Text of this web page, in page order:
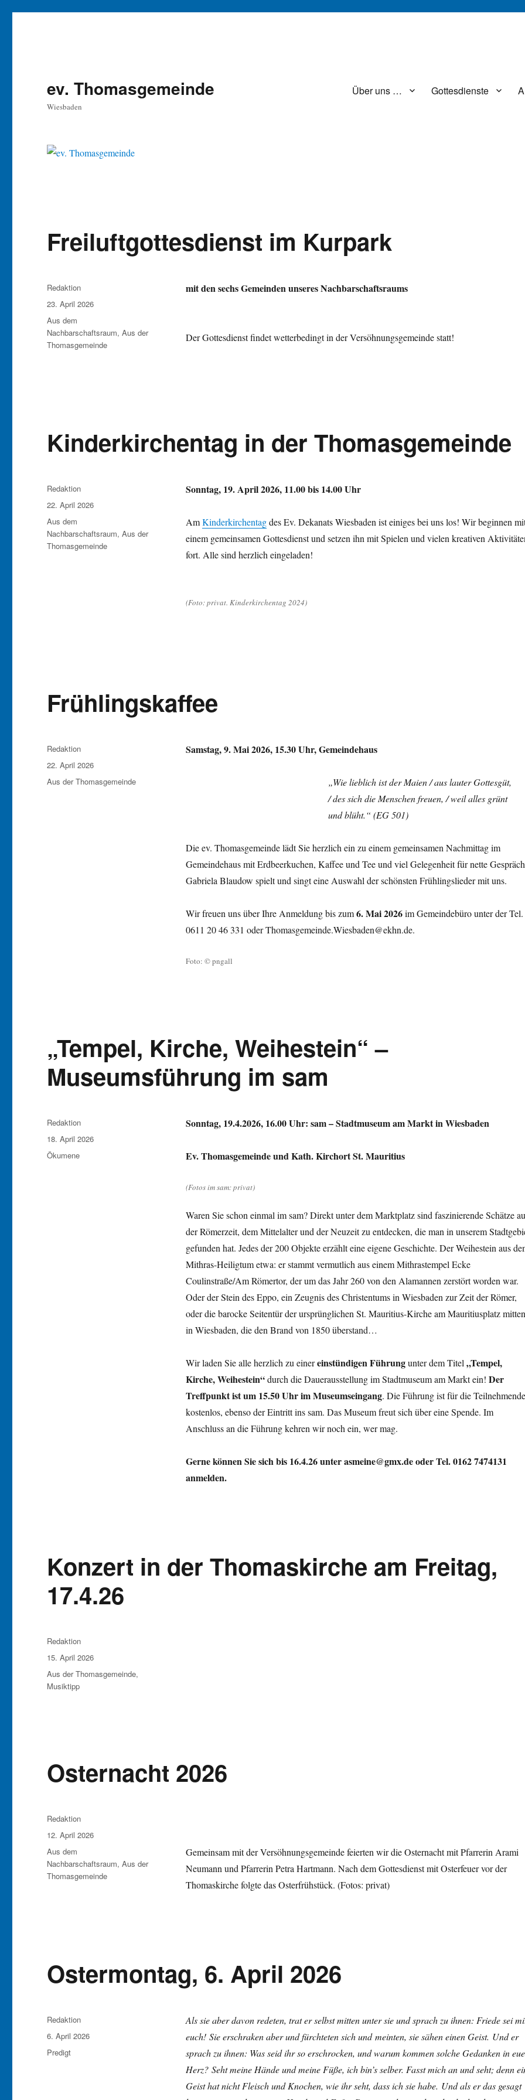
ev. Thomasgemeinde
Wiesbaden
Über uns … Gottesdienste
Freiluftgottesdienst im Kurpark
mit den sechs Gemeinden unseres Nachbarschaftsraums
Der Gottesdienst findet wetterbedingt in der Versöhnungsgemeinde statt!
Autor
Redaktion
Veröffentlicht
am
23. April 2026
Kategorien
Aus dem
Nachbarschaftsraum,Aus der
Thomasgemeinde
Kinderkirchentag in der Thomasgemeinde
Sonntag, 19. April 2026, 11.00 bis 14.00 Uhr
AmKinderkirchentagdes Ev. Dekanats Wiesbaden ist einiges bei uns los! Wir beginnen
einem gemeinsamen Gottesdienst und setzen ihn mit Spielen und vielen kreativen
fort. Alle sind herzlich eingeladen!
(Foto: privat. Kinderkirchentag 2024)
Autor
Redaktion
Veröffentlicht
am
22. April 2026
Kategorien
Aus dem
Nachbarschaftsraum,Aus der
Thomasgemeinde
Frühlingskaffee
Samstag, 9. Mai 2026, 15.30 Uhr, Gemeindehaus
„Wie lieblich ist der Maien / aus lauter Gottesgüt,
/ des sich die Menschen freuen, / weil alles grünt
und blüht.“ (EG 501)
Die ev. Thomasgemeinde lädt Sie herzlich ein zu einem gemeinsamen Nachmittag im
Gemeindehaus mit Erdbeerkuchen, Kaffee und Tee und viel Gelegenheit für nette
Gabriela Blaudow spielt und singt eine Auswahl der schönsten Frühlingslieder mit uns.
Wir freuen uns über Ihre Anmeldung bis zum6. Mai 2026im Gemeindebüro unter der Tel.
0611 20 46 331 oder Thomasgemeinde.Wiesbaden@ekhn.de.
Foto: © pngall
Autor
Redaktion
Veröffentlicht
am
22. April 2026
Kategorien
Aus der Thomasgemeinde
„Tempel, Kirche, Weihestein“ –
Museumsführung im sam
Sonntag, 19.4.2026, 16.00 Uhr: sam – Stadtmuseum am Markt in Wiesbaden
Ev. Thomasgemeinde und Kath. Kirchort St. Mauritius
(Fotos im sam: privat)
Waren Sie schon einmal im sam? Direkt unter dem Marktplatz sind faszinierende Schätze
der Römerzeit, dem Mittelalter und der Neuzeit zu entdecken, die man in unserem
gefunden hat. Jedes der 200 Objekte erzählt eine eigene Geschichte. Der Weihestein aus
Mithras-Heiligtum etwa: er stammt vermutlich aus einem Mithrastempel Ecke
Coulinstraße/Am Römertor, der um das Jahr 260 von den Alamannen zerstört worden war.
Oder der Stein des Eppo, ein Zeugnis des Christentums in Wiesbaden zur Zeit der Römer,
oder die barocke Seitentür der ursprünglichen St. Mauritius-Kirche am Mauritiusplatz mitten
in Wiesbaden, die den Brand von 1850 überstand…
Wir laden Sie alle herzlich zu einereinstündigen Führungunter dem Titel „Tempel,
Kirche, Weihestein“durch die Dauerausstellung im Stadtmuseum am Markt ein! Der
Treffpunkt ist um 15.50 Uhr im Museumseingang. Die Führung ist für die
kostenlos, ebenso der Eintritt ins sam. Das Museum freut sich über eine Spende. Im
Anschluss an die Führung kehren wir noch ein, wer mag.
Gerne können Sie sich bis 16.4.26 unter asmeine@gmx.de oder Tel. 0162 7474131
anmelden.
Autor
Redaktion
Veröffentlicht
am
18. April 2026
Kategorien
Ökumene
Konzert in der Thomaskirche am Freitag,
17.4.26
Autor
Redaktion
Veröffentlicht
am
15. April 2026
Kategorien
Aus der Thomasgemeinde,
Musiktipp
Osternacht 2026
Gemeinsam mit der Versöhnungsgemeinde feierten wir die Osternacht mit Pfarrerin Arami
Neumann und Pfarrerin Petra Hartmann. Nach dem Gottesdienst mit Osterfeuer vor der
Thomaskirche folgte das Osterfrühstück. (Fotos: privat)
Autor
Redaktion
Veröffentlicht
am
12. April 2026
Kategorien
Aus dem
Nachbarschaftsraum,Aus der
Thomasgemeinde
Ostermontag, 6. April 2026
Als sie aber davon redeten, trat er selbst mitten unter sie und sprach zu ihnen: Friede sei
euch! Sie erschraken aber und fürchteten sich und meinten, sie sähen einen Geist. Und er
sprach zu ihnen: Was seid ihr so erschrocken, und warum kommen solche Gedanken in
Herz? Seht meine Hände und meine Füße, ich bin’s selber. Fasst mich an und seht; denn
Geist hat nicht Fleisch und Knochen, wie ihr seht, dass ich sie habe. Und als er das gesagt
Autor
Redaktion
Veröffentlicht
am
6. April 2026
Kategorien
Predigt